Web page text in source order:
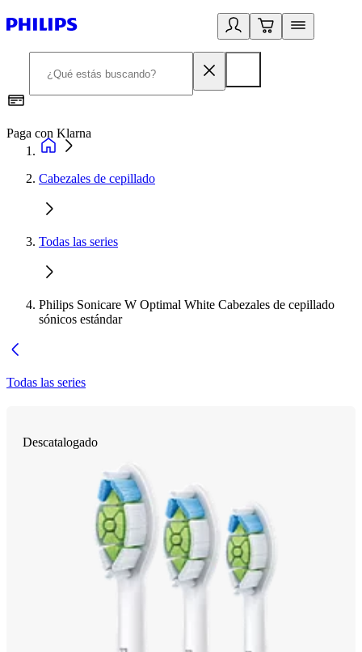
Paga con Klarna
Cabezales de cepillado
Todas las series
Philips Sonicare W Optimal White Cabezales de cepillado
sónicos estándar
Todas las series
Descatalogado